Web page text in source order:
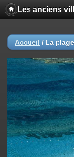
Les anciens
Accueil / La